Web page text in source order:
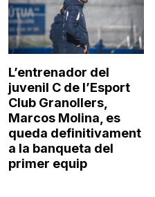
L’entrenador del
juvenil C de l’Esport
Club Granollers,
Marcos Molina, es
queda definitivament
a la banqueta del
primer equip